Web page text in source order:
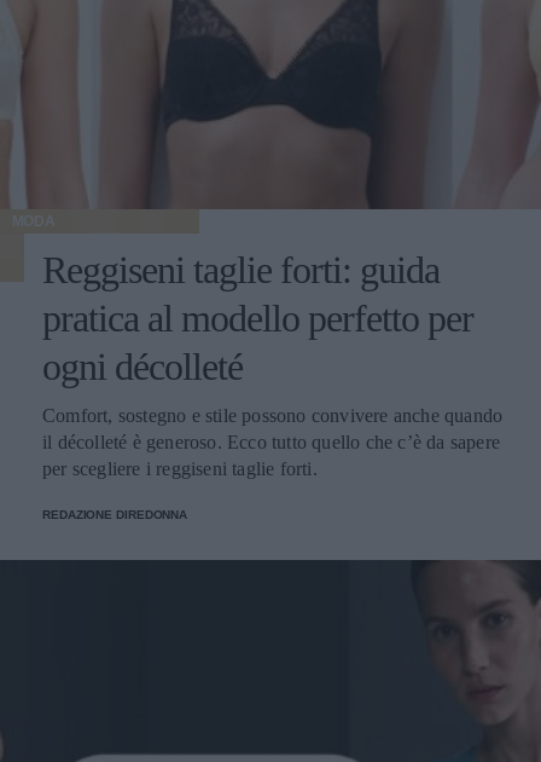
MODA
Reggiseni taglie forti: guida
pratica al modello perfetto per
ogni décolleté
Comfort, sostegno e stile possono convivere anche quando
il décolleté è generoso. Ecco tutto quello che c’è da sapere
per scegliere i reggiseni taglie forti.
REDAZIONE DIREDONNA